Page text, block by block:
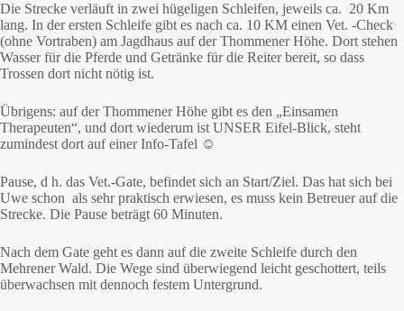
Die Strecke verläuft in zwei hügeligen Schleifen, jeweils ca. 20 Km
lang. In der ersten Schleife gibt es nach ca. 10 KM einen Vet. -Check
(ohne Vortraben) am Jagdhaus auf der Thommener Höhe. Dort stehen
Wasser für die Pferde und Getränke für die Reiter bereit, so dass
Trossen dort nicht nötig ist.
Übrigens: auf der Thommener Höhe gibt es den „Einsamen
Therapeuten“, und dort wiederum ist UNSER Eifel-Blick, steht
zumindest dort auf einer Info-Tafel ☺
Pause, d h. das Vet.-Gate, befindet sich an Start/Ziel. Das hat sich bei
Uwe schon als sehr praktisch erwiesen, es muss kein Betreuer auf die
Strecke. Die Pause beträgt 60 Minuten.
Nach dem Gate geht es dann auf die zweite Schleife durch den
Mehrener Wald. Die Wege sind überwiegend leicht geschottert, teils
überwachsen mit dennoch festem Untergrund.